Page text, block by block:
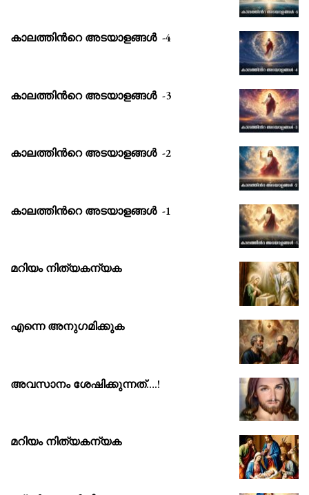
കാലത്തിൻറെ അടയാളങ്ങൾ -4
കാലത്തിൻറെ അടയാളങ്ങൾ -3
കാലത്തിൻറെ അടയാളങ്ങൾ -2
കാലത്തിൻറെ അടയാളങ്ങൾ -1
മറിയം നിത്യകന്യക
എന്നെ അനുഗമിക്കുക
അവസാനം ശേഷിക്കുന്നത്….!
മറിയം നിത്യകന്യക